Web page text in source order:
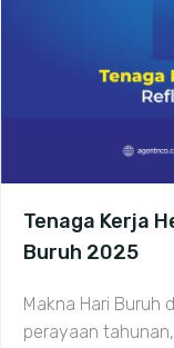
Tenaga Kerja
Buruh 2025
Makna Hari Buruh
perayaan